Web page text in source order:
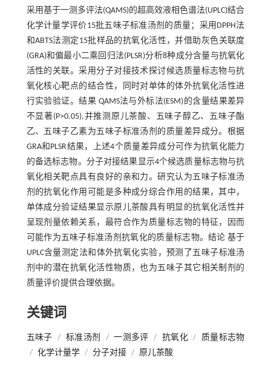
采用基于一测多评法(QAMS)的超高效液相色谱法(UPLC)结合
化学计量学评价15批五味子标准汤剂的质量；采用DPPH法
和ABTS法测定15批样品的抗氧化活性，并借助灰色关联度
(GRA)和偏最小二乘回归法(PLSR)分析8种成分含量与抗氧化
活性的关联。采用分子对接技术探讨候选质量标志物与抗
氧化核心靶点的结合性，同时对单体的体外抗氧化活性进
行实验验证。结果 QAMS法与外标法(ESM)的含量结果差异
不显著(P>0.05),并推测原儿茶酸、五味子醇乙、五味子酯
乙、五味子乙素为五味子标准汤剂的质量差异成分。根据
GRA和PLSR结果，上述4个质量差异成分可作为抗氧化能力
的备选标志物。分子对接结果显示4个候选质量标志物与抗
氧化相关靶点具有良好的亲和力。研究认为五味子标准汤
剂的抗氧化作用可能是多种成分综合作用的结果，其中，
单体成分验证结果显示原儿茶酸具有明显的抗氧化活性并
呈现剂量依赖关系，最符合作为质量标志物的特征，因而
可能作为五味子标准汤剂抗氧化的质量标志物。结论 基于
UPLC含量测定法和体外抗氧化实验，预测了五味子标准汤
剂中的潜在抗氧化活性物质，也为五味子其它相关制剂的
质量评价提供合理依据。
关键词
五味子 / 标准汤剂 / 一测多评 / 抗氧化 /
质量标志物
/ 化学计量学 / 分子对接 / 原儿茶酸